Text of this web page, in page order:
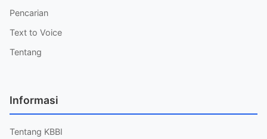
Pencarian
Text to Voice
Tentang
Informasi
Tentang KBBI